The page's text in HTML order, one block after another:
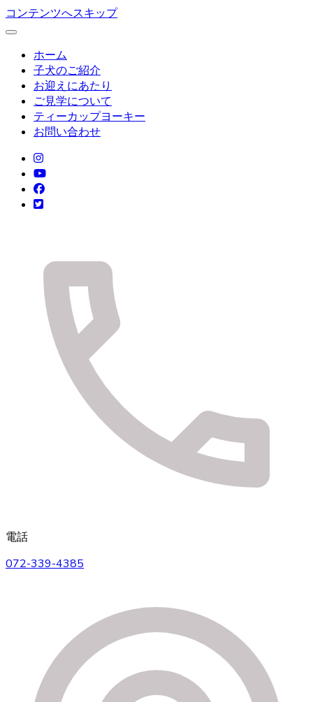
コンテンツへスキップ
ホーム
子犬のご紹介
お迎えにあたり
ご見学について
ティーカップヨーキー
お問い合わせ
電話
072-339-4385